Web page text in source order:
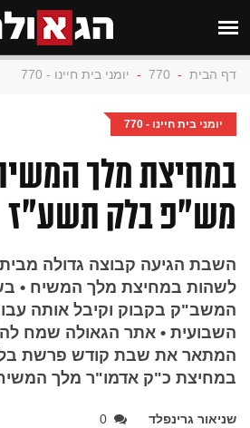
דף הבית -
770
- יומני בית חיינו - 770
יומני בית חיינו - 770
במחיצת מלך
מש"פ בלק תשע"ז
השבת הגיעה קבוצה גדולה
המשב"ק בקבוק וקיבל אותה
השבועית • אתר הגאולה שמח
המתאר את שבת קודש פרשת
במחיצת כ"ק אדמו"ר מלך
שניאור גרינפלד
0